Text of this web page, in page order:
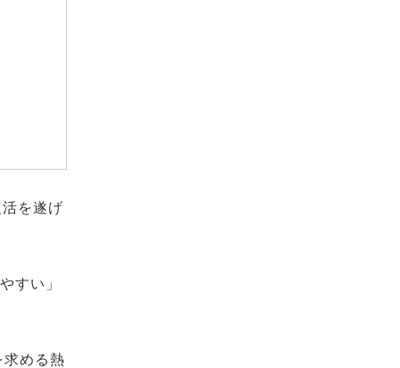
を遂げ
すい」
める熱